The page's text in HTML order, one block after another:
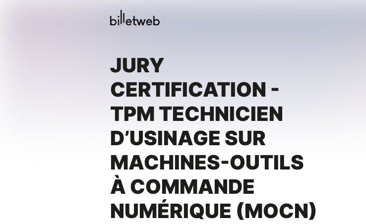
JURY
CERTIFICATION -
TPM TECHNICIEN
D’USINAGE SUR
MACHINES-OUTILS
À COMMANDE
NUMÉRIQUE (MOCN)